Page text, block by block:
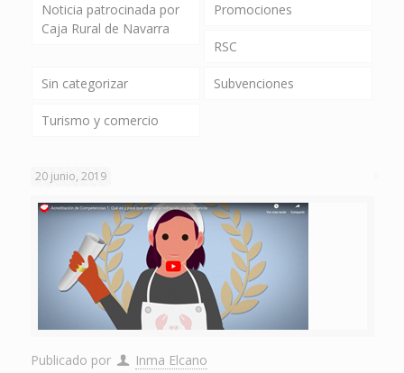
Noticia patrocinada por
Caja Rural de Navarra
Promociones
RSC
Sin categorizar Subvenciones
Turismo y comercio
20 junio, 2019
Publicado por Inma Elcano